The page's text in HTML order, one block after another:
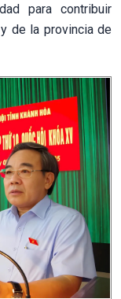
para contribuir
de la provincia de